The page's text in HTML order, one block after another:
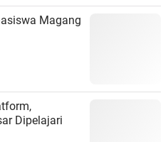
Magang
Dipelajari